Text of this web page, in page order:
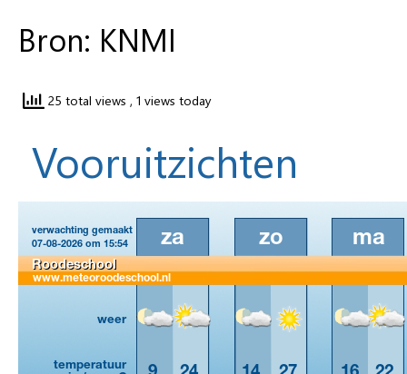
Bron: KNMI
25 total views , 1 views today
Vooruitzichten